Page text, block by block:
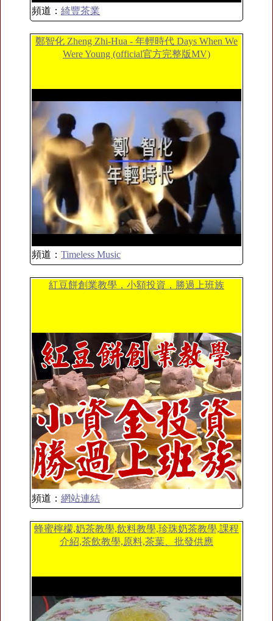
頻道： 綺豐茶業
鄭智化 Zheng Zhi-Hua - 年輕時代 Days When We
Were Young (official官方完整版MV)
頻道： Timeless Music
紅豆餅創業教學，小額投資，勝過上班族
頻道： 網站連結
蜂蜜檸檬,奶茶教學,飲料教學,珍珠奶茶教學,課程
介紹,茶飲教學,原料,茶葉、批發供應